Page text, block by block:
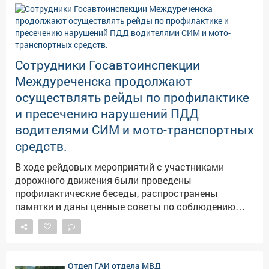
результате ДТП телесные повреждения. Также в
ходе рейда инспектором ПДН была разъяснена
ответственность несовершеннолетних за
нарушение ПДД. ПБДД Госавтоинспекции г.
Междуреченска
Сотрудники Госавтоинспекции
Междуреченска продолжают
осуществлять рейды по профилактике
и пресечению нарушений ПДД
водителями СИМ и мото-транспортных
средств.
В ходе рейдовых мероприятий с участниками
дорожного движения были проведены
профилактические беседы, распространены
памятки и даны ценные советы по соблюдению
Правил Дорожного Движения, а также в ходе рейда
инспектором ПДН была разъяснена
Отдел ГАИ отдела МВД